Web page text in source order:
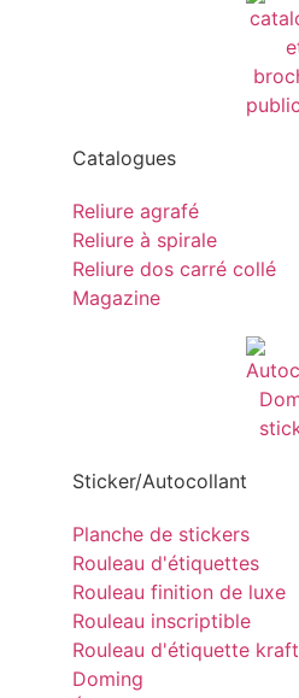
Catalogues
Reliure agrafé
Reliure à spirale
Reliure dos carré collé
Magazine
Sticker/Autocollant
Planche de stickers
Rouleau d'étiquettes
Rouleau finition de luxe
Rouleau inscriptible
Rouleau d'étiquette kraft
Doming